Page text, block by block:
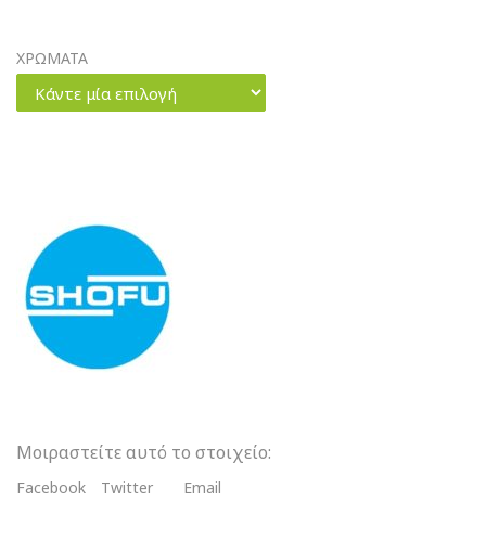
ΧΡΩΜΑΤΑ
Κάντε μία επιλογή
Restorative
Καψουλάκια
Αισθητική
Ρητίνη
ποσότητα
Μοιραστείτε αυτό το στοιχείο:
Facebook Twitter Email